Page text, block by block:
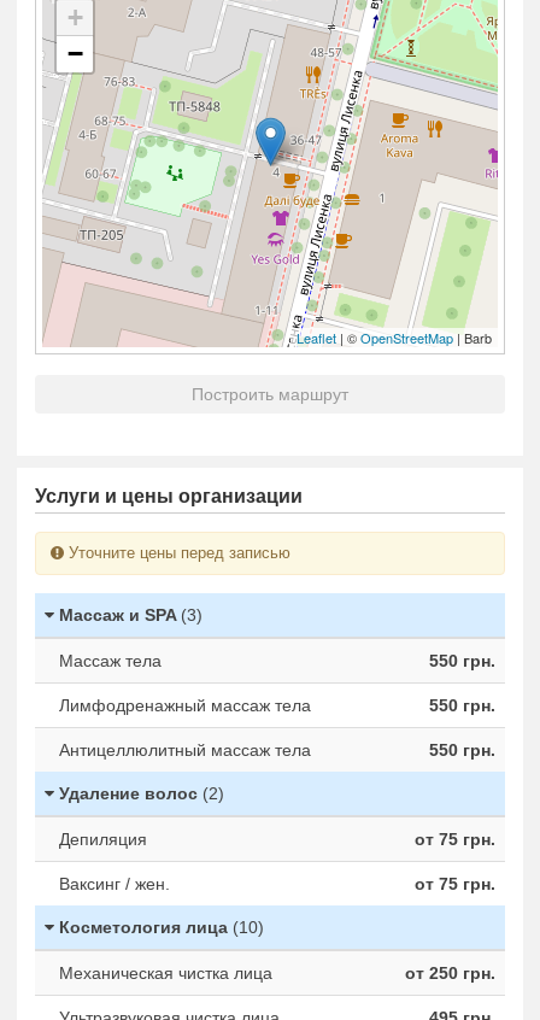
+
−
Leaflet | ©OpenStreetMap | Barb
Построить маршрут
Услуги и цены организации
Уточните цены перед записью
Массаж и SPA (3)
Массаж тела 550 грн.
Лимфодренажный массаж тела 550 грн.
Антицеллюлитный массаж тела 550 грн.
Удаление волос (2)
Депиляция от 75 грн.
Ваксинг / жен. от 75 грн.
Косметология лица (10)
Механическая чистка лица от 250 грн.